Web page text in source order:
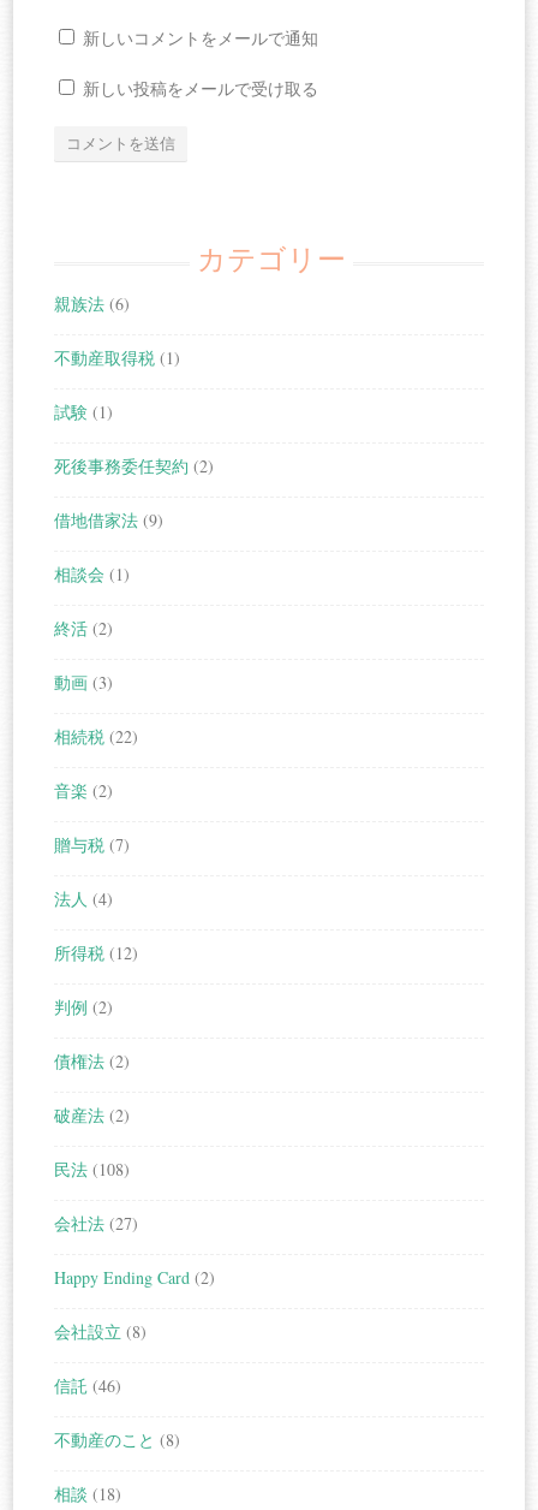
新しいコメントをメールで通知
新しい投稿をメールで受け取る
カテゴリー
親族法 (6)
不動産取得税 (1)
試験 (1)
死後事務委任契約 (2)
借地借家法 (9)
相談会 (1)
終活 (2)
動画 (3)
相続税 (22)
音楽 (2)
贈与税 (7)
法人 (4)
所得税 (12)
判例 (2)
債権法 (2)
破産法 (2)
民法 (108)
会社法 (27)
Happy Ending Card (2)
会社設立 (8)
信託 (46)
不動産のこと (8)
相談 (18)